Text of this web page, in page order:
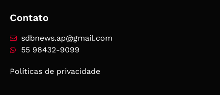
Contato
sdbnews.ap@gmail.com
55 98432-9099
Políticas de privacidade